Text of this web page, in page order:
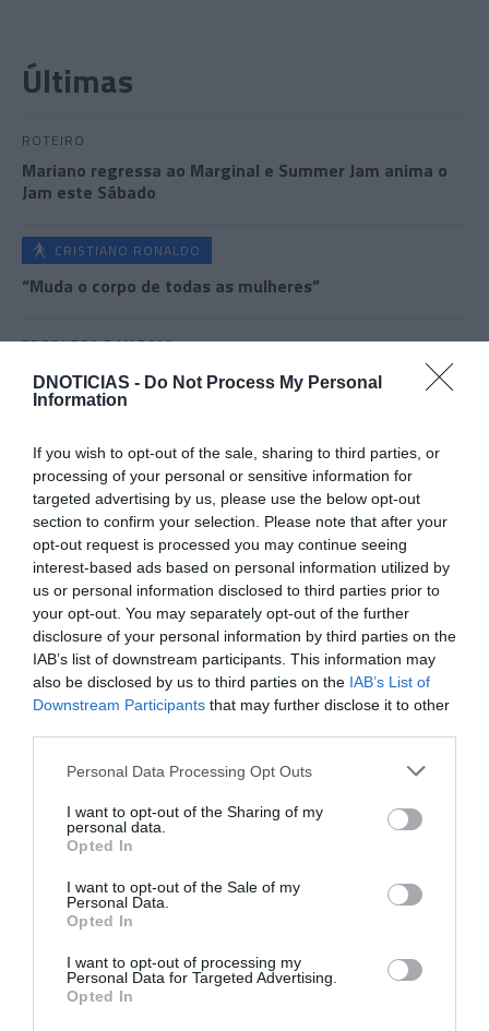
DNOTICIAS - Do Not Process My Personal
Information
If you wish to opt-out of the sale, sharing to third parties, or
processing of your personal or sensitive information for
targeted advertising by us, please use the below opt-out
section to confirm your selection. Please note that after your
opt-out request is processed you may continue seeing
interest-based ads based on personal information utilized by
us or personal information disclosed to third parties prior to
your opt-out. You may separately opt-out of the further
disclosure of your personal information by third parties on the
IAB’s list of downstream participants. This information may
also be disclosed by us to third parties on the IAB’s List of
Downstream Participants that may further disclose it to other
Please note that this website/app uses one or more Google
not limited to your visit or usage behaviour. You may click to
grant or deny consent to Google and its third-party tags to
use your data for below specified purposes in below Google
consent section.
Personal Data Processing Opt Outs
I want to opt-out of the Sharing of my
personal data.
Opted In
I want to opt-out of the Sale of my
Personal Data.
Opted In
I want to opt-out of processing my
Personal Data for Targeted Advertising.
Opted In
Últimas
ROTEIRO
Mariano regressa ao Marginal e Summer Jam anima o
Jam este Sábado
CRISTIANO RONALDO
“Muda o corpo de todas as mulheres”
PRODUTOS E MARCAS
Conheça a programação de fim-de-semana dos hotéis
da colecção Savoy Signature
PRAZERES
Série 'High Speed Chase' estreia a 24 de Janeiro
no canal ID
10 Jan 10:13